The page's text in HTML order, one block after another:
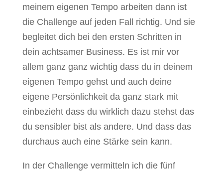
meinem eigenen Tempo arbeiten dann ist
die Challenge auf jeden Fall richtig. Und sie
begleitet dich bei den ersten Schritten in
dein achtsamer Business. Es ist mir vor
allem ganz ganz wichtig dass du in deinem
eigenen Tempo gehst und auch deine
eigene Persönlichkeit da ganz stark mit
einbezieht dass du wirklich dazu stehst das
du sensibler bist als andere. Und dass das
durchaus auch eine Stärke sein kann.
In der Challenge vermitteln ich die fünf